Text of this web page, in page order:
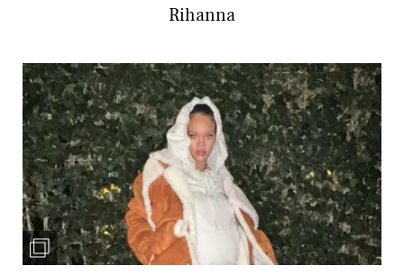
Rihanna